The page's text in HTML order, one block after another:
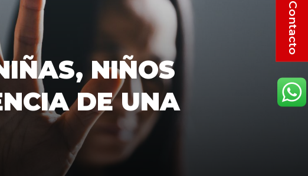
NIÑOS
DE UNA
Contacto